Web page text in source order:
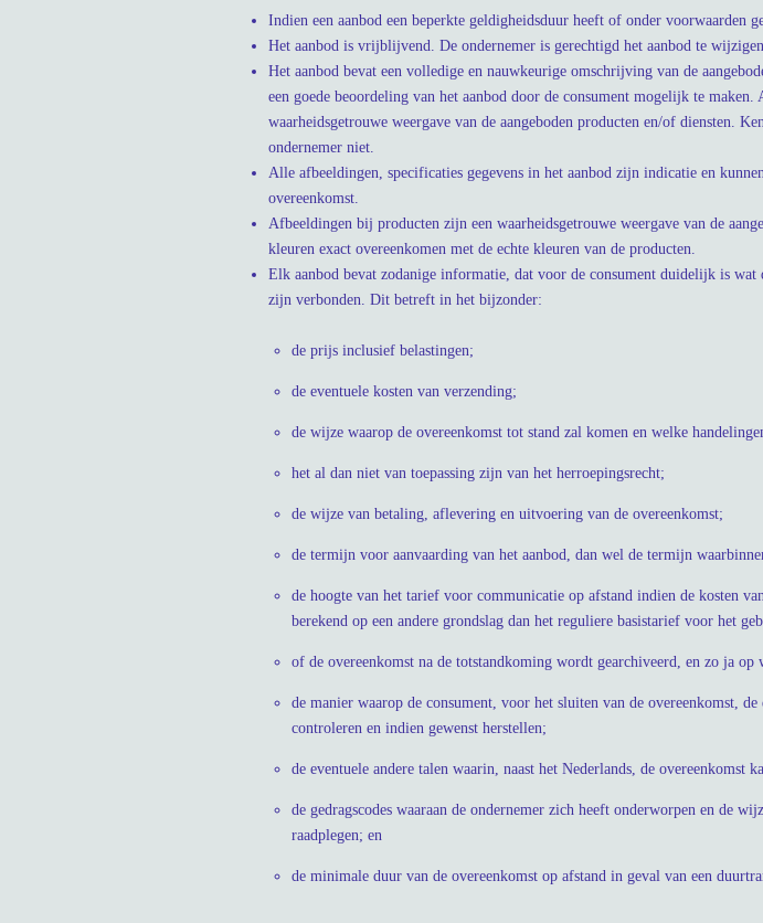
Indien een aanbod een beperkte geldigheidsduur heeft of onder
Het aanbod is vrijblijvend. De ondernemer is gerechtigd het aanbod te wijzigen
Het aanbod bevat een volledige en nauwkeurige omschrijving van de
een goede beoordeling van het aanbod door de consument mogelijk te
waarheidsgetrouwe weergave van de aangeboden producten en/of diensten.
ondernemer niet.
Alle afbeeldingen, specificaties gegevens in het aanbod zijn indicatie en
overeenkomst.
Afbeeldingen bij producten zijn een waarheidsgetrouwe weergave van de
kleuren exact overeenkomen met de echte kleuren van de producten.
Elk aanbod bevat zodanige informatie, dat voor de consument duidelijk is
zijn verbonden. Dit betreft in het bijzonder:
de prijs inclusief belastingen;
de eventuele kosten van verzending;
de wijze waarop de overeenkomst tot stand zal komen en welke
het al dan niet van toepassing zijn van het herroepingsrecht;
de wijze van betaling, aflevering en uitvoering van de overeenkomst;
de termijn voor aanvaarding van het aanbod, dan wel de termijn
de hoogte van het tarief voor communicatie op afstand indien de kosten
berekend op een andere grondslag dan het reguliere basistarief voor het
of de overeenkomst na de totstandkoming wordt gearchiveerd, en zo ja op
de manier waarop de consument, voor het sluiten van de overeenkomst,
controleren en indien gewenst herstellen;
de eventuele andere talen waarin, naast het Nederlands, de overeenkomst
de gedragscodes waaraan de ondernemer zich heeft onderworpen en de
raadplegen; en
de minimale duur van de overeenkomst op afstand in geval van een